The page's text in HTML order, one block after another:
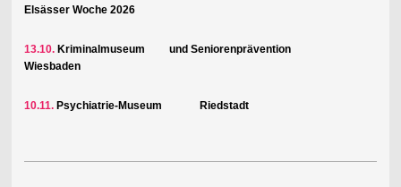
Elsässer Woche 2026
13.10.Kriminalmuseum und Seniorenprävention
Wiesbaden
10.11. Psychiatrie-Museum Riedstadt